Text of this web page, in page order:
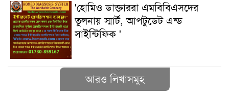
'হোমিও ডাক্তাররা এমবিবিএসদের
তুলনায় স্মার্ট, আপটুডেট এন্ড
সাইন্টিফিক '
আরও লিখাসমুহ